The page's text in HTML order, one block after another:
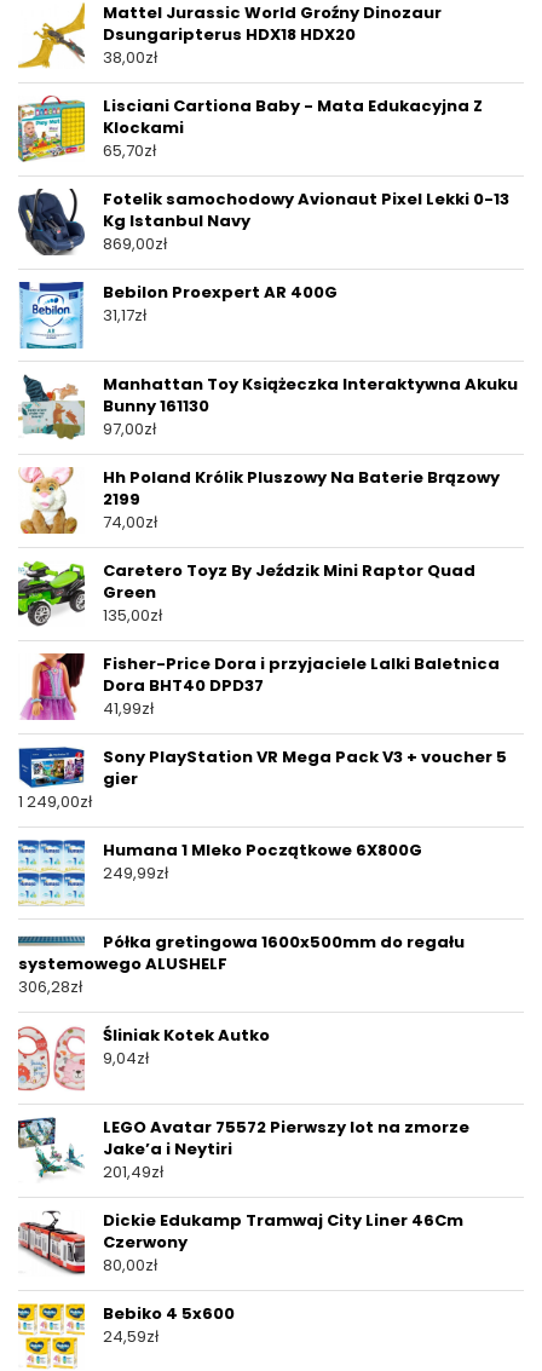
Mattel Jurassic World Groźny Dinozaur
Dsungaripterus HDX18 HDX20
38,00zł
Lisciani Cartiona Baby - Mata Edukacyjna Z
Klockami
65,70zł
Fotelik samochodowy Avionaut Pixel Lekki 0-13
Kg Istanbul Navy
869,00zł
Bebilon Proexpert AR 400G
31,17zł
Manhattan Toy Książeczka Interaktywna Akuku
Bunny 161130
97,00zł
Hh Poland Królik Pluszowy Na Baterie Brązowy
2199
74,00zł
Caretero Toyz By Jeździk Mini Raptor Quad
Green
135,00zł
Fisher-Price Dora i przyjaciele Lalki Baletnica
Dora BHT40 DPD37
41,99zł
Sony PlayStation VR Mega Pack V3 + voucher 5
gier
1 249,00zł
Humana 1 Mleko Początkowe 6X800G
249,99zł
Półka gretingowa 1600x500mm do regału
systemowego ALUSHELF
306,28zł
Śliniak Kotek Autko
9,04zł
LEGO Avatar 75572 Pierwszy lot na zmorze
Jake’a i Neytiri
201,49zł
Dickie Edukamp Tramwaj City Liner 46Cm
Czerwony
80,00zł
Bebiko 4 5x600
24,59zł